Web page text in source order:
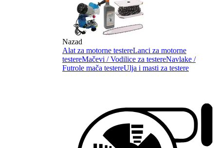
Nazad
Alat za motorne testereLanci za motorne
testereMačevi / Vodilice za testereNavlake /
Futrole mača testereUlja i masti za testere